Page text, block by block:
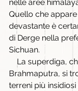
nelle aree
Quello che
devastante è
di Derge nella
La superdiga,
Brahmaputra, si
terreni più